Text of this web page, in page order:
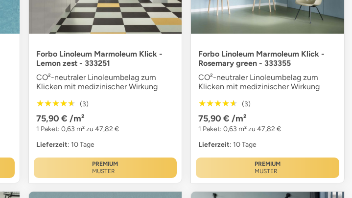
Forbo Linoleum Marmoleum Klick -
Lemon zest - 333251
CO²-neutraler Linoleumbelag zum
Klicken mit medizinischer Wirkung
★★★★★
★★★★★ (3)
75,90 € /m²
1 Paket: 0,63 m² zu 47,82 €
Lieferzeit: 10 Tage
PREMIUM
MUSTER
Forbo Linoleum Marmoleum Klick -
Rosemary green - 333355
CO²-neutraler Linoleumbelag zum
Klicken mit medizinischer Wirkung
★★★★★
★★★★★ (3)
75,90 € /m²
1 Paket: 0,63 m² zu 47,82 €
Lieferzeit: 10 Tage
PREMIUM
MUSTER